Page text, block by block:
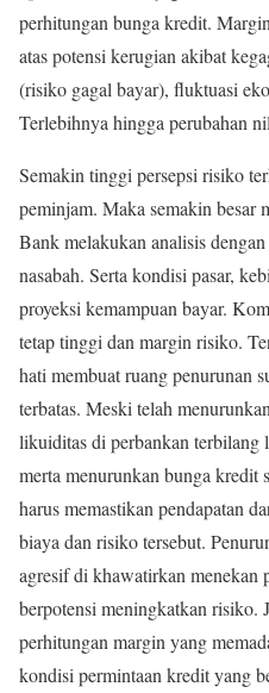
perhitungan bunga kredit.
atas potensi kerugian akibat
(risiko gagal bayar), fluktuasi
Terlebihnya hingga perubahan
Semakin tinggi persepsi risiko
peminjam. Maka semakin besar
Bank melakukan analisis
nasabah. Serta kondisi pasar,
proyeksi kemampuan bayar.
tetap tinggi dan margin risiko.
hati membuat ruang penurunan
terbatas. Meski telah
likuiditas di perbankan terbilang
merta menurunkan bunga kredit
harus memastikan pendapatan
biaya dan risiko tersebut.
agresif di khawatirkan menekan
berpotensi meningkatkan risiko.
perhitungan margin yang
kondisi permintaan kredit yang